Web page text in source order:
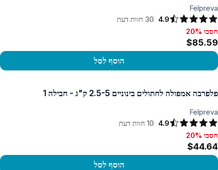
Felpreva
4.9
30 חוות דעת
חסכו 20%, $85.59
חסכו 20%
$85.59
הוסף לסל
פלפרבה אמפולה לחתולים בינוניים 2.5-5 ק"ג - חבילה 1
Felpreva
4.9
10 חוות דעת
חסכו 20%, $44.64
חסכו 20%
$44.64
הוסף לסל